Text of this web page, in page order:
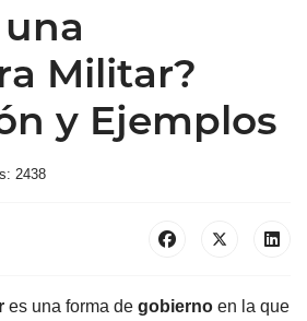
Militar?
y Ejemplos
2438
es una forma de gobierno en la que